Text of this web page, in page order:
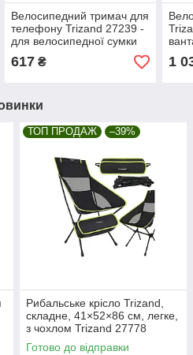
Велосипедний тримач для
телефону Trizand 27239 -
для велосипедної сумки
617₴
для
1
ТОП ПРОДАЖ –39%
Рибальське крісло Trizand,
складне, 41×52×86 см, легке,
з чохлом Trizand 27778
Готово до відправки